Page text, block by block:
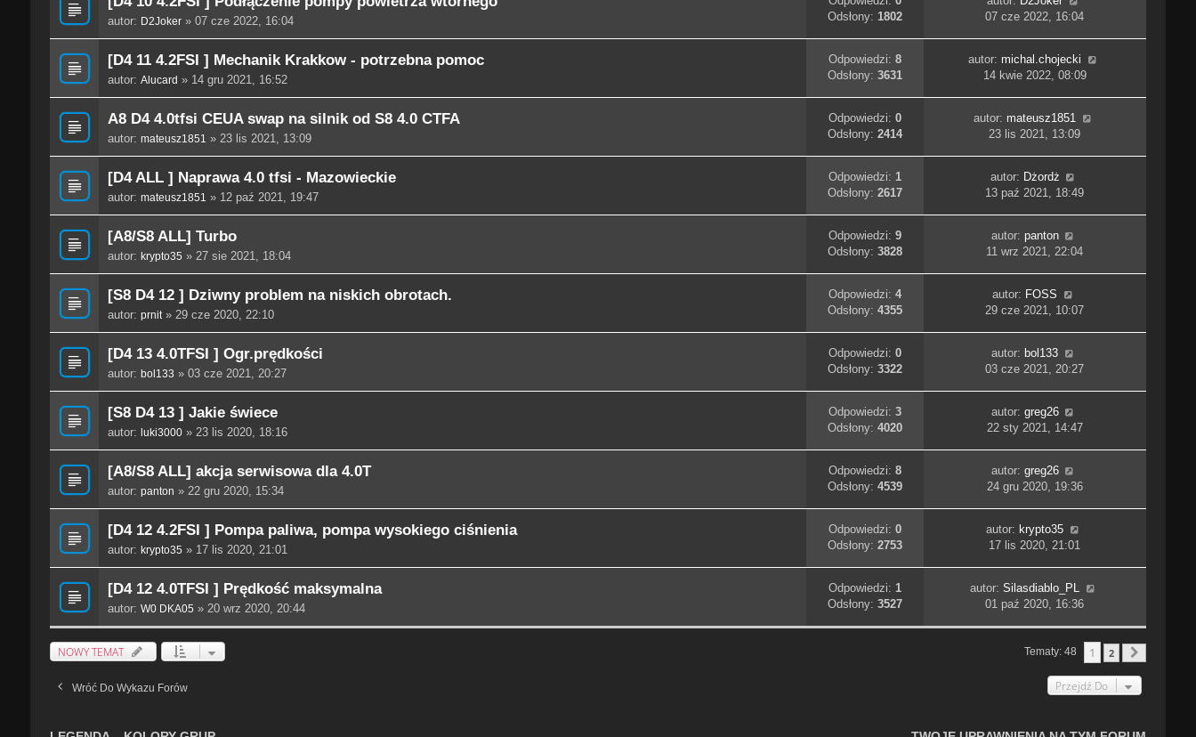
autor: D2Joker» 07 cze 2022, 16:04
Odsłony: 1802
07 cze 2022, 16:04
[D4 11 4.2FSI ] Mechanik Krakkow - potrzebna pomoc
autor: Alucard » 14 gru 2021, 16:52
Odpowiedzi: 8
Odsłony: 3631
autor: michal.chojecki
14 kwie 2022, 08:09
A8 D4 4.0tfsi CEUA swap na silnik od S8 4.0 CTFA
autor: mateusz1851 » 23 lis 2021, 13:09
Odpowiedzi: 0
Odsłony: 2414
autor: mateusz1851
23 lis 2021, 13:09
[D4 ALL ] Naprawa 4.0 tfsi - Mazowieckie
autor: mateusz1851 » 12 paź 2021, 19:47
Odpowiedzi: 1
Odsłony: 2617
autor: Dżordż
13 paź 2021, 18:49
[A8/S8 ALL] Turbo
autor: krypto35 » 27 sie 2021, 18:04
Odpowiedzi: 9
Odsłony: 3828
autor: panton
11 wrz 2021, 22:04
[S8 D4 12 ] Dziwny problem na niskich obrotach.
autor: prnit» 29 cze 2020, 22:10
Odpowiedzi: 4
Odsłony: 4355
autor: FOSS
29 cze 2021, 10:07
[D4 13 4.0TFSI ] Ogr.prędkości
autor: bol133 » 03 cze 2021, 20:27
Odpowiedzi: 0
Odsłony: 3322
autor: bol133
03 cze 2021, 20:27
[S8 D4 13 ] Jakie świece
autor: luki3000» 23 lis 2020, 18:16
Odpowiedzi: 3
Odsłony: 4020
autor: greg26
22 sty 2021, 14:47
[A8/S8 ALL] akcja serwisowa dla 4.0T
autor: panton » 22 gru 2020, 15:34
Odpowiedzi: 8
Odsłony: 4539
autor: greg26
24 gru 2020, 19:36
[D4 12 4.2FSI ] Pompa paliwa, pompa wysokiego ciśnienia
autor: krypto35 » 17 lis 2020, 21:01
Odpowiedzi: 0
Odsłony: 2753
autor: krypto35
17 lis 2020, 21:01
[D4 12 4.0TFSI ] Prędkość maksymalna
autor: W0 DKA05 » 20 wrz 2020, 20:44
Odpowiedzi: 1
Odsłony: 3527
autor:Silasdiablo_PL
01 paź 2020, 16:36
NOWY TEMAT Tematy: 48 1 2
Wróć Do Wykazu Forów Przejdź Do